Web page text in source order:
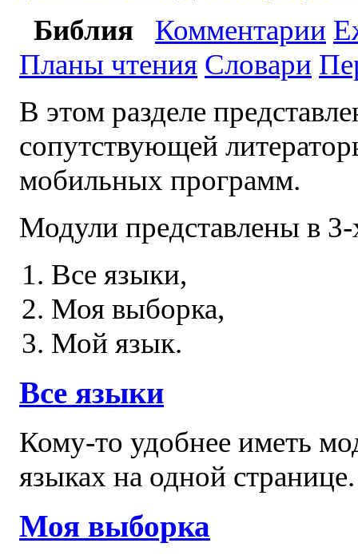
Библия
Комментарии
Планы чтения Словари
В этом разделе
сопутствующей
мобильных программ.
Модули представлены в
Все языки,
Моя выборка,
Мой язык.
Все языки
Кому-то удобнее иметь
языках на одной странице.
Моя выборка